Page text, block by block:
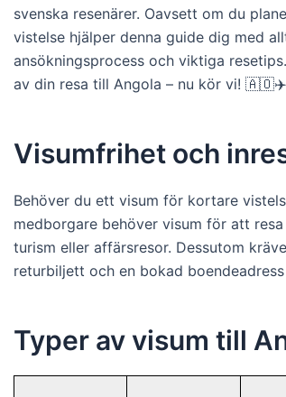
svenska resenärer. Oavsett om du
vistelse hjälper denna guide dig med
ansökningsprocess och viktiga
av din resa till Angola – nu kör vi!
Visumfrihet och
Behöver du ett visum för kortare
medborgare behöver visum för att
turism eller affärsresor. Dessutom
returbiljett och en bokad
Typer av visum till